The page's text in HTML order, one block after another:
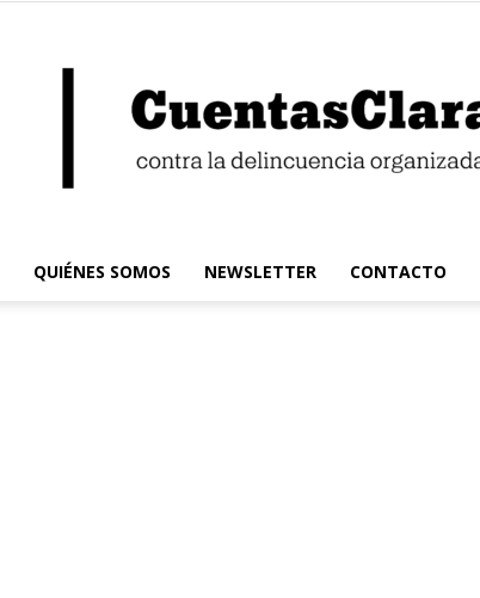
QUIÉNES SOMOS NEWSLETTER CONTACTO